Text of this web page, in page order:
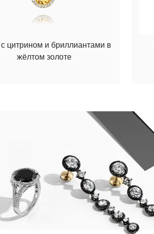
цитрином и бриллиантами в
жёлтом золоте